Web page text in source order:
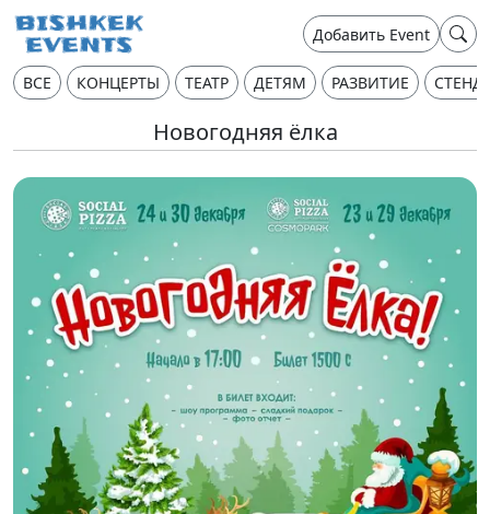
Добавить Event
ВСЕ КОНЦЕРТЫ ТЕАТР ДЕТЯМ РАЗВИТИЕ
Новогодняя ёлка